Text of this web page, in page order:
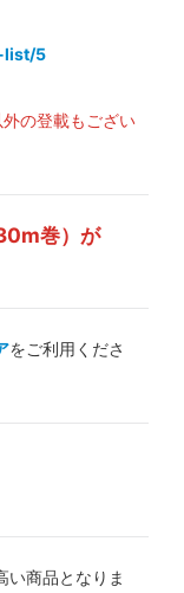
list/5
の登載もござい
巻）が
をご利用くださ
い商品となりま